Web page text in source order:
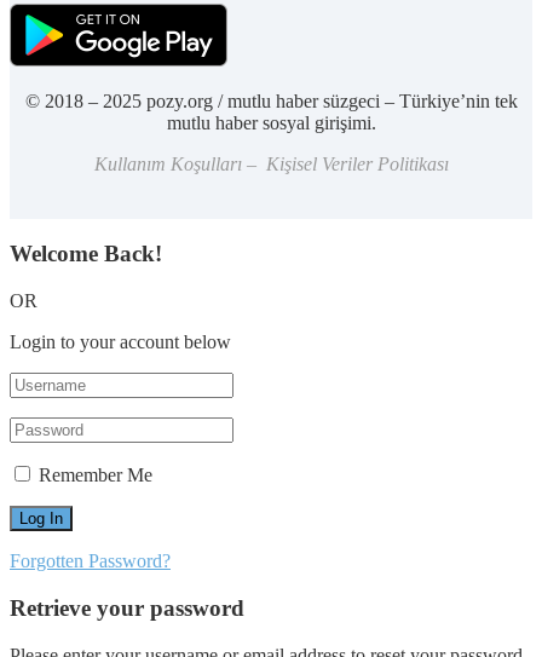
© 2018 – 2025 pozy.org / mutlu haber süzgeci – Türkiye’nin tek
mutlu haber sosyal girişimi.
Kullanım Koşulları – Kişisel Veriler Politikası
Welcome Back!
OR
Login to your account below
Remember Me
Forgotten Password?
Retrieve your password